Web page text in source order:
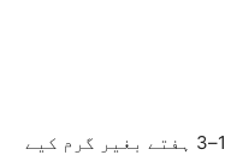
کری پتوں کو کچل کر ناریل کے تیل میں 1–3 ہفتے بغیر گرم کیے